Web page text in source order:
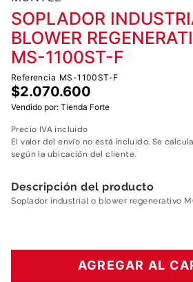
SOPLADOR
BLOWER
MS-1100ST-F
Referencia MS-1100ST-F
$2.070.600
Vendido por: Tienda Forte
Precio IVA incluido
El valor del envío no está incluido. Se
según la ubicación del cliente.
Descripción del producto
Soplador industrial o blower regenerativo
AGREGAR AL
8.
motoazada
9.
motobombas diesel
10. motosierra